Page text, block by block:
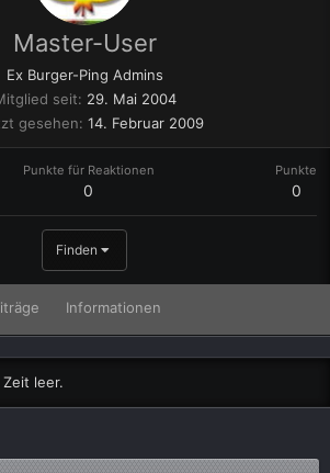
Master-User
Ex Burger-Ping Admins
seit
29. Mai 2004
gesehen 14. Februar 2009
Punkte für Reaktionen
0
Punkte
0
Finden
Informationen
leer.